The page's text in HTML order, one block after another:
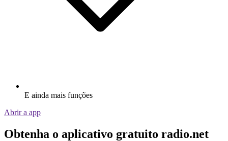
E ainda mais funções
Abrir a app
Obtenha o aplicativo gratuito radio.net